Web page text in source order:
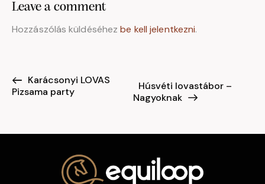
Leave a comment
Hozzászólás küldéséhezbe kell jelentkezni.
E
s
Karácsonyi LOVAS
Pizsama party
Húsvéti lovastábor –
Nagyoknak